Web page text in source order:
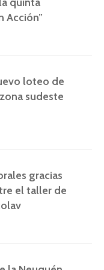
quinta
Acción”
loteo de
sudeste
gracias
el taller de